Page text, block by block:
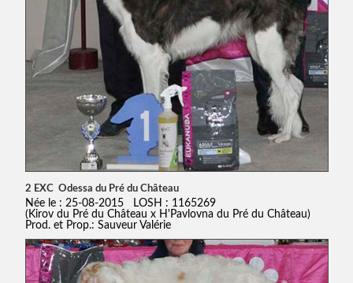
2 EXC Odessa du Pré du Château
Née le : 25-08-2015 LOSH : 1165269
(Kirov du Pré du Château x H'Pavlovna du Pré du Château)
Prod. et Prop.: Sauveur Valérie